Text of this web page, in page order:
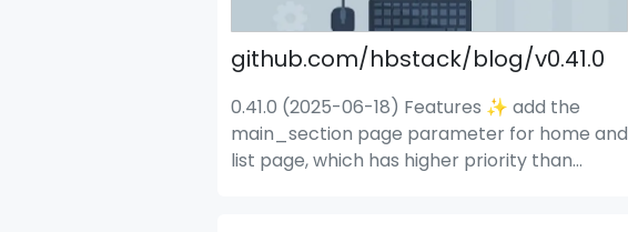
github.com/hbstack/blog/v0.41.0
0.41.0 (2025-06-18) Features ✨ add the
main_section page parameter for home and
list page, which has higher priority than